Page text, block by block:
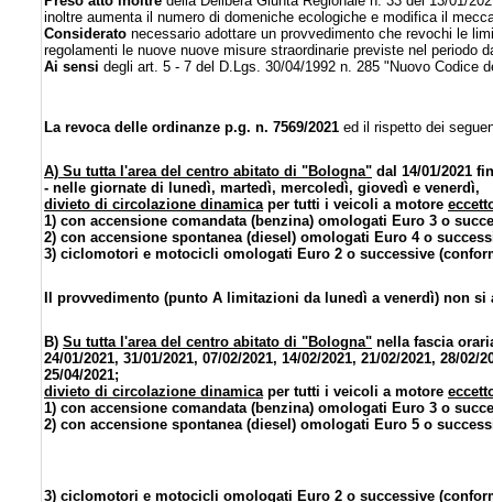
inoltre aumenta il numero di domeniche ecologiche e modifica il
Considerato necessario adottare un provvedimento che revochi le
regolamenti le nuove nuove misure straordinarie previste nel periodo
Ai sensi degli art. 5 - 7 del D.Lgs. 30/04/1992 n. 285 "Nuovo Codice
La revoca delle ordinanze p.g. n. 7569/2021 ed il rispetto dei
A) Su tutta l'area del centro abitato di "Bologna" dal 14/01/2021
- nelle giornate di lunedì, martedì, mercoledì, giovedì e venerdì,
divieto di circolazione dinamicaper tutti i veicoli a motore
1) con accensione comandata (benzina) omologati Euro 3 o
2) con accensione spontanea (diesel) omologati Euro 4 o
3) ciclomotori e motocicli omologati Euro 2 o successive
Il provvedimento (punto A limitazioni da lunedì a venerdì) non
B) Su tutta l'area del centro abitato di "Bologna" nella fascia
24/01/2021, 31/01/2021, 07/02/2021, 14/02/2021, 21/02/2021, 28/02/
25/04/2021;
divieto di circolazione dinamicaper tutti i veicoli a motore
1) con accensione comandata (benzina) omologati Euro 3 o
2) con accensione spontanea (diesel) omologati Euro 5 o
3) ciclomotori e motocicli omologati Euro 2 o successive